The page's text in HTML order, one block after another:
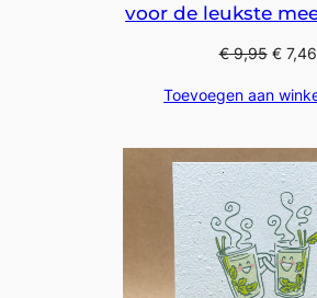
voor de leukste
€9,95 €7,46
Toevoegen aan